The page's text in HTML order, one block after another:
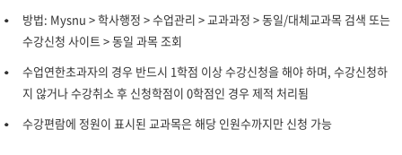
방법: Mysnu > 학사행정 > 수업관리 > 교과과정 > 동일/대체교과목 검색 또는
수강신청 사이트 > 동일 과목 조회
수업연한초과자의 경우 반드시 1학점 이상 수강신청을 해야 하며, 수강신청하
지 않거나 수강취소 후 신청학점이 0학점인 경우 제적 처리됨
수강편람에 정원이 표시된 교과목은 해당 인원수까지만 신청 가능